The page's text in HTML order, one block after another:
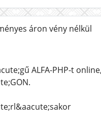
áron vény nélkül
ALFA-PHP-t